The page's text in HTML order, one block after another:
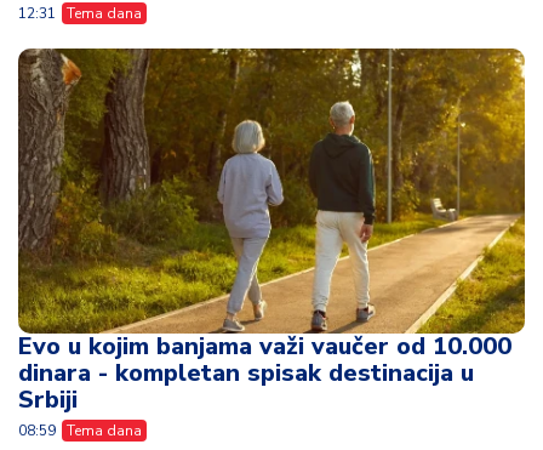
12:31 Tema dana
Evo u kojim banjama važi vaučer od 10.000
dinara - kompletan spisak destinacija u
Srbiji
08:59 Tema dana